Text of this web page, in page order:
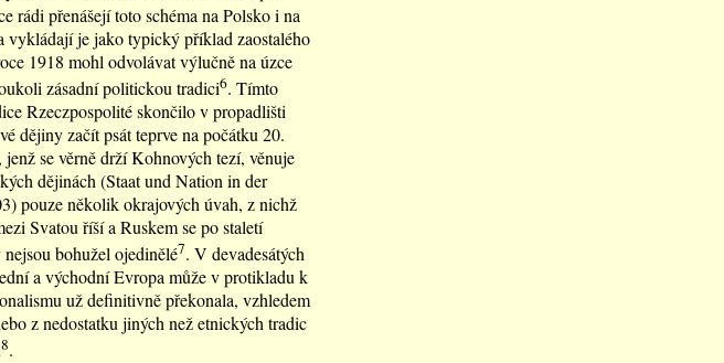
rádi přenášejí toto schéma na Polsko i na
vykládají je jako typický příklad zaostalého
1918 mohl odvolávat výlučně na úzce
zásadní politickou tradici6. Tímto
Rzeczpospolité skončilo v propadlišti
dějiny začít psát teprve na počátku 20.
se věrně drží Kohnových tezí, věnuje
dějinách (Staat und Nation in der
pouze několik okrajových úvah, z nichž
Svatou říší a Ruskem se po staletí
bohužel ojedinělé7. V devadesátých
a východní Evropa může v protikladu k
už deﬁnitivně překonala, vzhledem
z nedostatku jiných než etnických tradic
8.